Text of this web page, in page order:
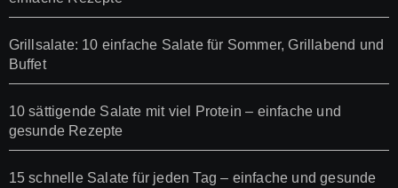
Grillsalate: 10 einfache Salate für Sommer, Grillabend und
Buffet
10 sättigende Salate mit viel Protein – einfache und
gesunde Rezepte
15 schnelle Salate für jeden Tag – einfache und gesunde